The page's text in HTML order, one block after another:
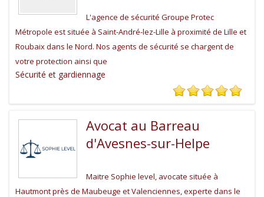
L'agence de sécurité Groupe Protec
Métropole est située à Saint-André-lez-Lille à proximité de Lille et
Roubaix dans le Nord. Nos agents de sécurité se chargent de
votre protection ainsi que
Sécurité et gardiennage
Avocat au Barreau
d'Avesnes-sur-Helpe
Maitre Sophie level, avocate située à
Hautmont près de Maubeuge et Valenciennes, experte dans le